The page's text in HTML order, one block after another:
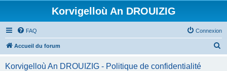
Korvigelloù An DROUIZIG
FAQ Connexion
Accueil du forum
Korvigelloù An DROUIZIG - Politique de confidentialité